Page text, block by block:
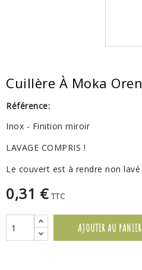
Cuillère À Moka
Référence:
Inox - Finition miroir
LAVAGE COMPRIS !
Le couvert est à rendre non
0,31 € TTC
AJOUTER AU PANIER